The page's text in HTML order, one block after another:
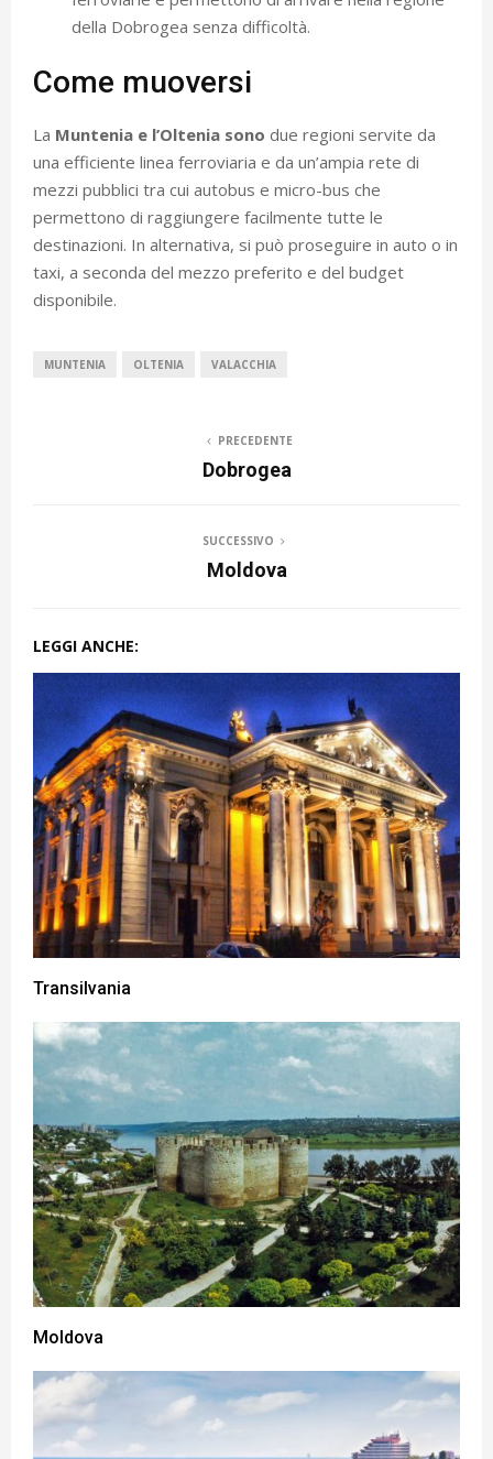
della Dobrogea senza difficoltà.
Come muoversi
La Muntenia e l’Oltenia sono due regioni servite da
una efficiente linea ferroviaria e da un’ampia rete di
mezzi pubblici tra cui autobus e micro-bus che
permettono di raggiungere facilmente tutte le
destinazioni. In alternativa, si può proseguire in auto o in
taxi, a seconda del mezzo preferito e del budget
disponibile.
MUNTENIA OLTENIA VALACCHIA
PRECEDENTE
Dobrogea
SUCCESSIVO
Moldova
LEGGI ANCHE:
Transilvania
Moldova